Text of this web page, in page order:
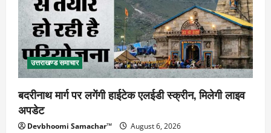
उत्तराखण्ड समाचार
बदरीनाथ मार्ग पर लगेंगी हाईटेक एलईडी स्क्रीन, मिलेगी लाइव
अपडेट
Devbhoomi Samachar™ August 6, 2026